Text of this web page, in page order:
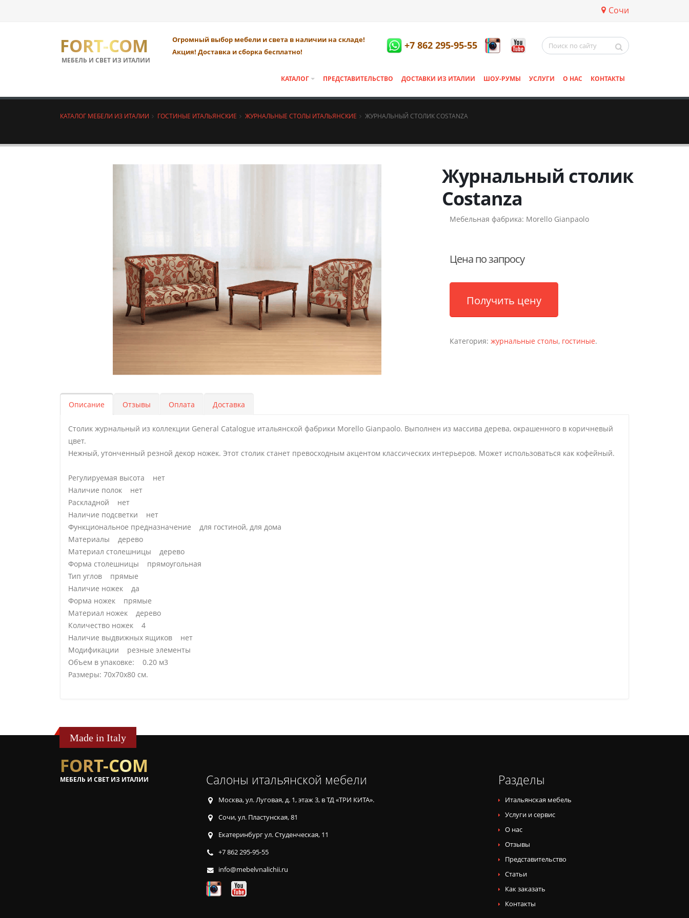
Сочи
FORT-COM
МЕБЕЛЬ И СВЕТ ИЗ ИТАЛИИ
Огромный выбор мебели и света в наличии на складе!
Акция! Доставка и сборка бесплатно!
+7 862 295-95-55
КАТАЛОГ ПРЕДСТАВИТЕЛЬСТВО ДОСТАВКИ ИЗ ИТАЛИИ ШОУ-РУМЫ УСЛУГИ О НАС КОНТАКТЫ
КАТАЛОГ МЕБЕЛИ ИЗ ИТАЛИИ ГОСТИНЫЕ ИТАЛЬЯНСКИЕ ЖУРНАЛЬНЫЕ СТОЛЫ ИТАЛЬЯНСКИЕ ЖУРНАЛЬНЫЙ СТОЛИК COSTANZA
Журнальный столик
Costanza
Мебельная фабрика: Morello Gianpaolo
Цена по запросу
Получить цену
Категория: журнальные столы, гостиные.
Описание Отзывы Оплата Доставка
Столик журнальный из коллекции General Catalogue итальянской фабрики Morello Gianpaolo. Выполнен из массива дерева, окрашенного в коричневый
цвет.
Нежный, утонченный резной декор ножек. Этот столик станет превосходным акцентом классических интерьеров. Может использоваться как кофейный.
Регулируемая высота нет
Наличие полок нет
Раскладной нет
Наличие подсветки нет
Функциональное предназначение для гостиной, для дома
Материалы дерево
Материал столешницы дерево
Форма столешницы прямоугольная
Тип углов прямые
Наличие ножек да
Форма ножек прямые
Материал ножек дерево
Количество ножек 4
Наличие выдвижных ящиков нет
Модификации резные элементы
Объем в упаковке: 0.20 м3
Размеры: 70х70х80 см.
Made in Italy
FORT-COM
МЕБЕЛЬ И СВЕТ ИЗ ИТАЛИИ Салоны итальянской мебели
Москва, ул. Луговая, д. 1, этаж 3, в ТД «ТРИ КИТА».
Сочи, ул. Пластунская, 81
Екатеринбург ул. Студенческая, 11
+7 862 295-95-55
info@mebelvnalichii.ru
Разделы
Итальянская мебель
Услуги и сервис
О нас
Отзывы
Представительство
Статьи
Как заказать
Контакты